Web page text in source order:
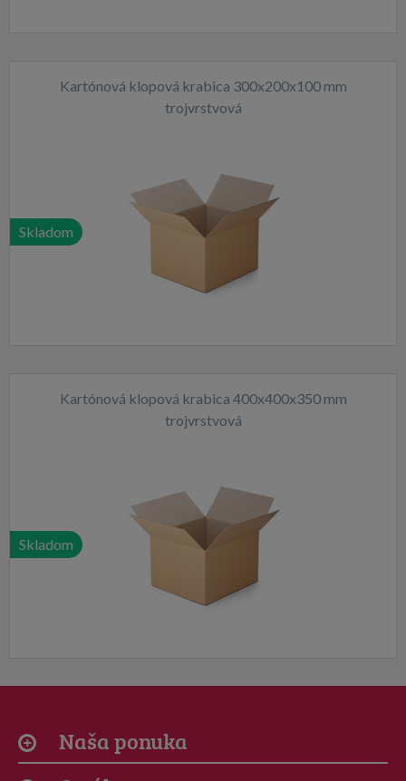
Kartónová klopová krabica 300x200x100 mm
trojvrstvová
Skladom
Kartónová klopová krabica 400x400x350 mm
trojvrstvová
Skladom
Naša ponuka